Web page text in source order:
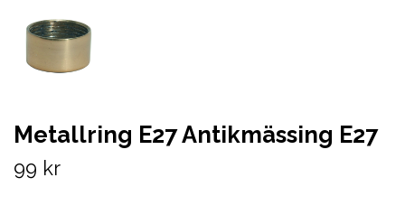
Metallring E27 Antikmässing E27
99 kr